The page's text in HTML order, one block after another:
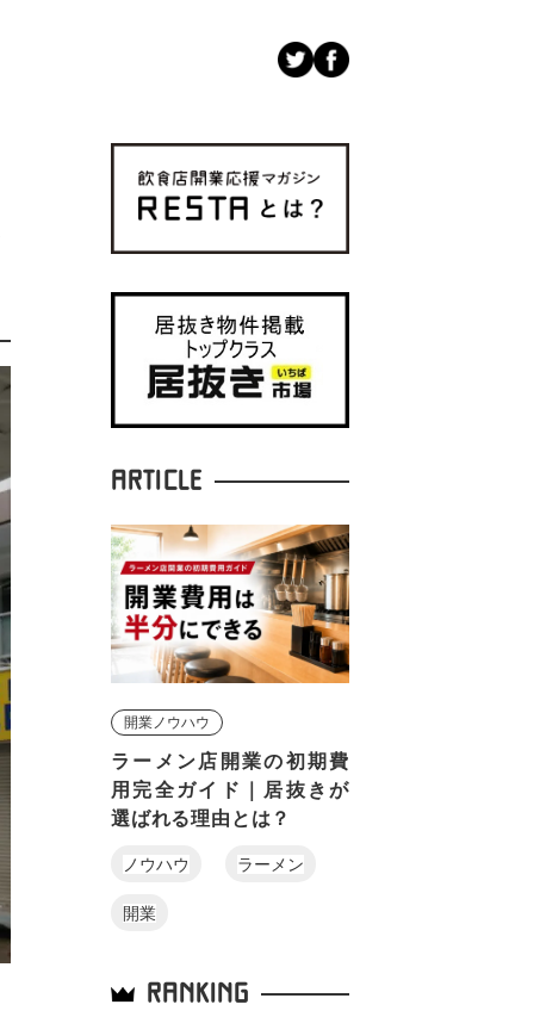
ARTICLE
開業ノウハウ
ラーメン店開業の初期費
用完全ガイド｜居抜きが
選ばれる理由とは？
ノウハウ ラーメン
開業
RANKING